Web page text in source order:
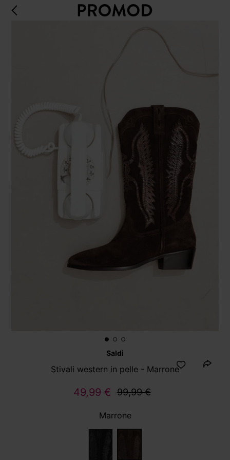
Saldi
Stivali western in pelle - Marrone
49,99 € 99,99 €
Marrone